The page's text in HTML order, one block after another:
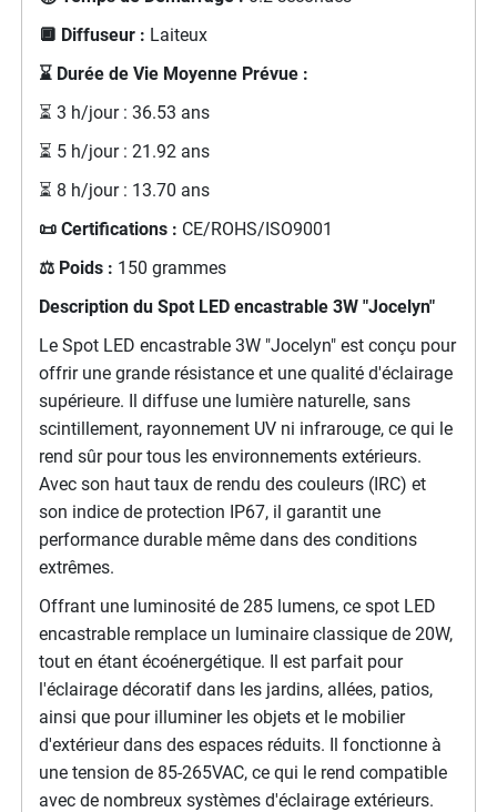
🔲 Diffuseur : Laiteux
⌛ Durée de Vie Moyenne Prévue :
⏳ 3 h/jour : 36.53 ans
⏳ 5 h/jour : 21.92 ans
⏳ 8 h/jour : 13.70 ans
📜 Certifications : CE/ROHS/ISO9001
⚖️ Poids : 150 grammes
Description du Spot LED encastrable 3W "Jocelyn"
Le Spot LED encastrable 3W "Jocelyn" est conçu pour
offrir une grande résistance et une qualité d'éclairage
supérieure. Il diffuse une lumière naturelle, sans
scintillement, rayonnement UV ni infrarouge, ce qui le
rend sûr pour tous les environnements extérieurs.
Avec son haut taux de rendu des couleurs (IRC) et
son indice de protection IP67, il garantit une
performance durable même dans des conditions
extrêmes.
Offrant une luminosité de 285 lumens, ce spot LED
encastrable remplace un luminaire classique de 20W,
tout en étant écoénergétique. Il est parfait pour
l'éclairage décoratif dans les jardins, allées, patios,
ainsi que pour illuminer les objets et le mobilier
d'extérieur dans des espaces réduits. Il fonctionne à
une tension de 85-265VAC, ce qui le rend compatible
avec de nombreux systèmes d'éclairage extérieurs.